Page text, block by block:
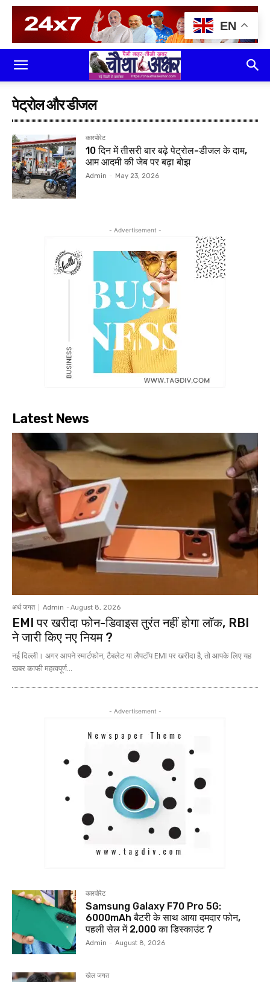
पेट्रोल और डीजल
कारपोरेट
10 दिन में तीसरी बार बढ़े पेट्रोल-डीजल के दाम,
आम आदमी की जेब पर बढ़ा बोझ
Admin - May 23, 2026
- Advertisement -
Latest News
अर्थ जगत Admin - August 8, 2026
EMI पर खरीदा फोन-डिवाइस तुरंत नहीं होगा लॉक, RBI
ने जारी किए नए नियम ?
नई दिल्ली। अगर आपने स्मार्टफोन, टैबलेट या लैपटॉप EMI पर खरीदा है, तो आपके लिए यह
खबर काफी महत्वपूर्ण...
- Advertisement -
कारपोरेट
Samsung Galaxy F70 Pro 5G:
6000mAh बैटरी के साथ आया दमदार फोन,
पहली सेल में ₹2,000 का डिस्काउंट ?
Admin - August 8, 2026
खेल जगत
EN